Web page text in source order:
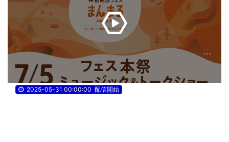
2025-05-31 00:00:00 配信開始